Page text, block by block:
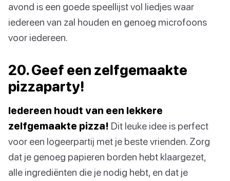
avond is een goede speellijst vol liedjes waar
iedereen van zal houden en genoeg microfoons
voor iedereen.
20. Geef een zelfgemaakte
pizzaparty!
Iedereen houdt van een lekkere
zelfgemaakte pizza! Dit leuke idee is perfect
voor een logeerpartij met je beste vrienden. Zorg
dat je genoeg papieren borden hebt klaargezet,
alle ingrediënten die je nodig hebt, en dat je